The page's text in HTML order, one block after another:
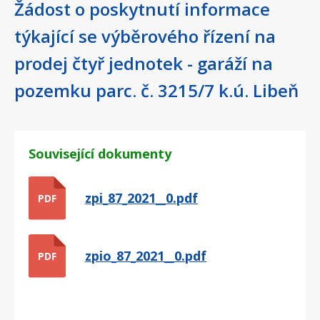
Žádost o poskytnutí informace
týkající se výběrového řízení na
prodej čtyř jednotek - garáží na
pozemku parc. č. 3215/7 k.ú. Libeň
Související dokumenty
PDF zpi_87_2021__0.pdf
PDF zpio_87_2021__0.pdf